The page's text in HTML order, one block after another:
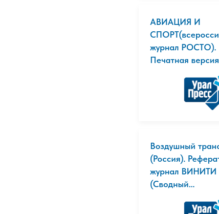
АВИАЦИЯ И
журнал РОСТО).
Печатная версия
Воздушный
(Россия).
журнал ВИНИТИ
(Сводный...